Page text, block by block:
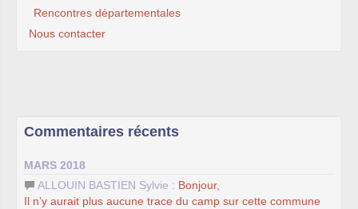
Rencontres départementales
Nous contacter
Commentaires récents
MARS 2018
ALLOUIN BASTIEN Sylvie : Bonjour,
Il n’y aurait plus aucune trace du camp sur cette commune